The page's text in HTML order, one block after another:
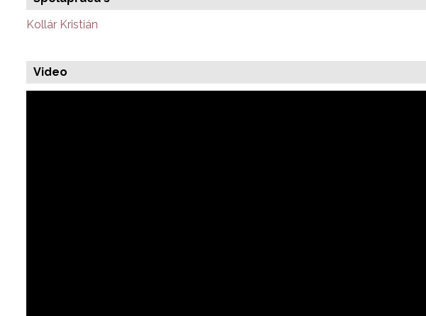
Kollár Kristián
Video